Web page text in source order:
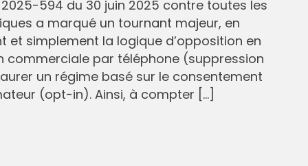
2025-594 du 30 juin 2025 contre toutes les
a marqué un tournant majeur, en
et simplement la logique d’opposition en
commerciale par téléphone (suppression
un régime basé sur le consentement
(opt-in). Ainsi, à compter […]